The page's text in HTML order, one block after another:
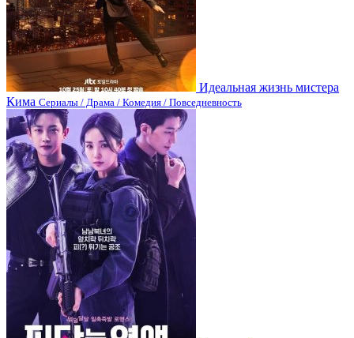
Идеальная жизнь мистера
Кима Сериалы / Драма / Комедия / Повседневность